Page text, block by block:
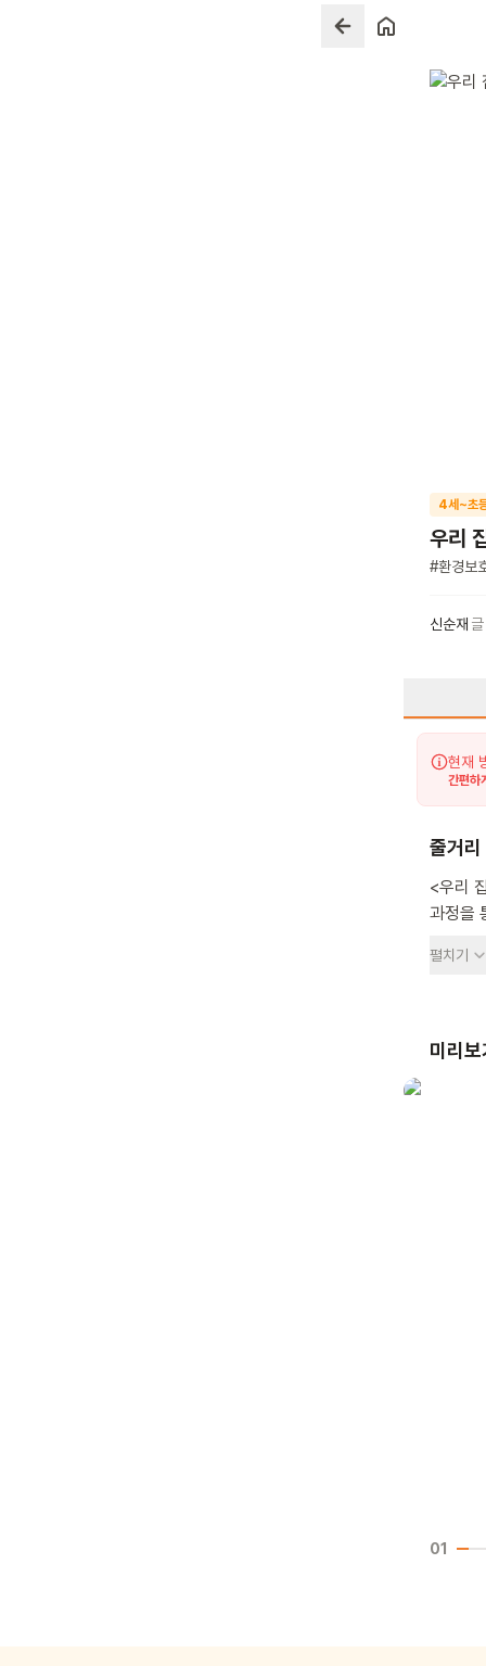
4세~초
우리
#환경보
신순재 글
현재
간편하
줄거리
<우리
과정을
작동을
이해하
펼치기
미리보
01